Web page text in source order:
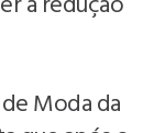
Moda da